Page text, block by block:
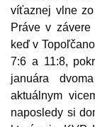
víťaznej vlne
Práve v
keď v
7:6 a 11:8,
januára
aktuálnym
naposledy si